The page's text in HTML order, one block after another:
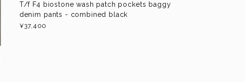
T/f F4 biostone wash patch pockets baggy
denim pants - combined black
¥37,400